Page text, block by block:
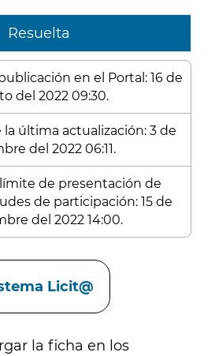
Resuelta
en el Portal: 16 de
del 2022 09:30.
la última actualización: 3 de
del 2022 06:11.
de presentación de
de participación: 15 de
del 2022 14:00.
Licit@
la ficha en los